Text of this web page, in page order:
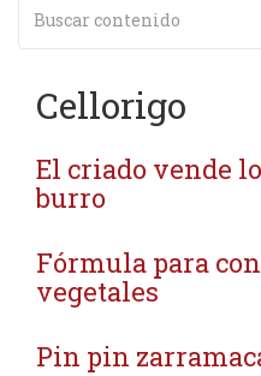
Cellorigo
El criado vende
burro
Fórmula para
vegetales
Pin pin